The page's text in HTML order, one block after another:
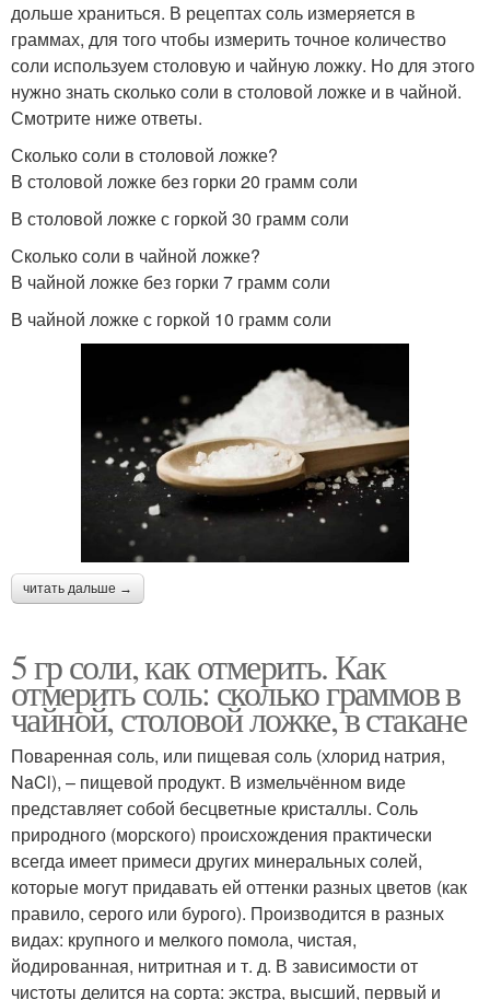
дольше храниться. В рецептах соль измеряется в
граммах, для того чтобы измерить точное количество
соли используем столовую и чайную ложку. Но для этого
нужно знать сколько соли в столовой ложке и в чайной.
Смотрите ниже ответы.
Сколько соли в столовой ложке?
В столовой ложке без горки 20 грамм соли
В столовой ложке с горкой 30 грамм соли
Сколько соли в чайной ложке?
В чайной ложке без горки 7 грамм соли
В чайной ложке с горкой 10 грамм соли
читать дальше →
5 гр соли, как отмерить. Как
отмерить соль: сколько граммов в
чайной, столовой ложке, в стакане
Поваренная соль, или пищевая соль (хлорид натрия,
NaCl), – пищевой продукт. В измельчённом виде
представляет собой бесцветные кристаллы. Соль
природного (морского) происхождения практически
всегда имеет примеси других минеральных солей,
которые могут придавать ей оттенки разных цветов (как
правило, серого или бурого). Производится в разных
видах: крупного и мелкого помола, чистая,
йодированная, нитритная и т. д. В зависимости от
чистоты делится на сорта: экстра, высший, первый и